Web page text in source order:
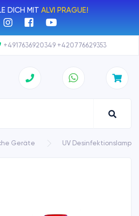
DICH MIT ALVI PRAGUE!
+4917636920349 +420776629353
Geräte UV Desinfektionslampe